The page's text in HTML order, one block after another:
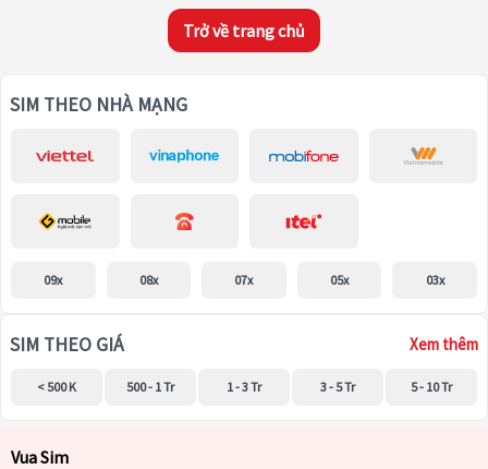
Trở về trang chủ
SIM THEO NHÀ MẠNG
09x 08x 07x 05x 03x
SIM THEO GIÁ Xem thêm
< 500 K 500 - 1 Tr 1 - 3 Tr 3 - 5 Tr 5 - 10 Tr
Vua Sim